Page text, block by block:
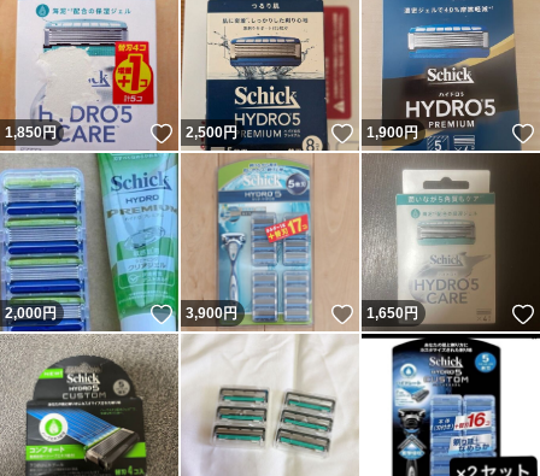
1,850円 いいね！
2,500円 いいね！
1,900円
2,000円 いいね！
3,900円 いいね！
1,650円